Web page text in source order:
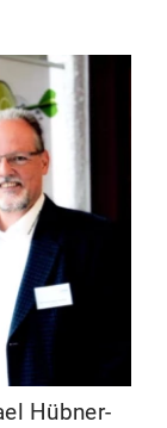
Hübner-